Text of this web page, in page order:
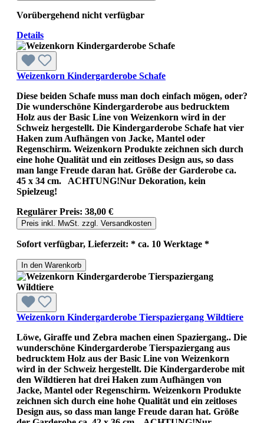
Vorübergehend nicht verfügbar
Details
Weizenkorn Kindergarderobe Schafe
Diese beiden Schafe muss man doch einfach mögen, oder?
Die wunderschöne Kindergarderobe aus bedrucktem
Holz aus der Basic Line von Weizenkorn wird in der
Schweiz hergestellt. Die Kindergarderobe Schafe hat vier
Haken zum Aufhängen von Jacke, Mantel oder
Regenschirm. Weizenkorn Produkte zeichnen sich durch
eine hohe Qualität und ein zeitloses Design aus, so dass
man lange Freude daran hat. Größe der Garderobe ca.
45 x 34 cm. ACHTUNG!Nur Dekoration, kein
Spielzeug!
Regulärer Preis: 38,00 €
Preis inkl. MwSt. zzgl. Versandkosten
Sofort verfügbar, Lieferzeit: * ca. 10 Werktage *
In den Warenkorb
Weizenkorn Kindergarderobe Tierspaziergang Wildtiere
Löwe, Giraffe und Zebra machen einen Spaziergang.. Die
wunderschöne Kindergarderobe Tierspaziergang aus
bedrucktem Holz aus der Basic Line von Weizenkorn
wird in der Schweiz hergestellt. Die Kindergarderobe mit
den Wildtieren hat drei Haken zum Aufhängen von
Jacke, Mantel oder Regenschirm. Weizenkorn Produkte
zeichnen sich durch eine hohe Qualität und ein zeitloses
Design aus, so dass man lange Freude daran hat. Größe